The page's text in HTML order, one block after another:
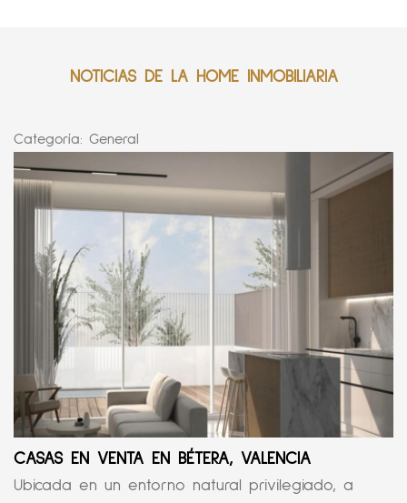
NOTICIAS DE LA HOME INMOBILIARIA
Categoría: General
CASAS EN VENTA EN BÉTERA, VALENCIA
Ubicada en un entorno natural privilegiado, a